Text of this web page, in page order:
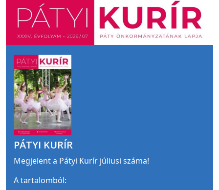
PÁTYI KURÍR
Megjelent a Pátyi Kurír júliusi száma!
A tartalomból: